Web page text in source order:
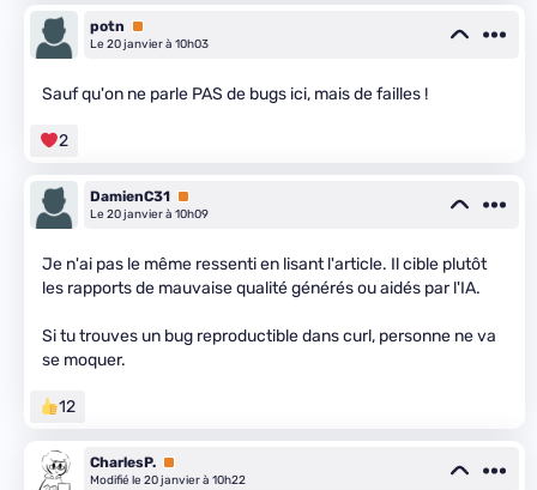
potn
Premium
Le 20 janvier à 10h03
Sauf qu'on ne parle PAS de bugs ici, mais de failles !
2
DamienC31 Premium
Le 20 janvier à 10h09
Je n'ai pas le même ressenti en lisant l'article. Il cible plutôt
les rapports de mauvaise qualité générés ou aidés par l'IA.
Si tu trouves un bug reproductible dans curl, personne ne va
se moquer.
12
CharlesP. Premium
Modifié le 20 janvier à 10h22